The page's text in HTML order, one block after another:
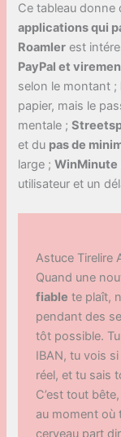
Ce tableau donne
applications qui
Roamler est
PayPal et
selon le montant ;
papier, mais le
mentale ;
et du pas de
large ;WinMinute
utilisateur et un
Astuce Tirelire
Quand une
fiable te plaît,
pendant des
tôt possible.
IBAN, tu vois
réel, et tu sais
C’est tout
au moment où
cerveau part